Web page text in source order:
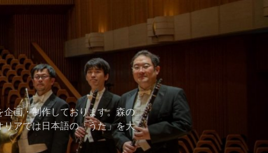
画・制作しております。森の
アでは日本語の「うた」を大